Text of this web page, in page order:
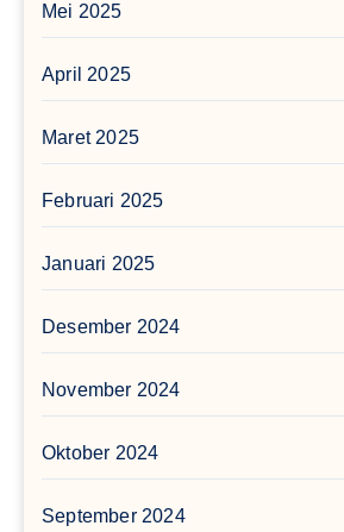
Mei 2025
April 2025
Maret 2025
Februari 2025
Januari 2025
Desember 2024
November 2024
Oktober 2024
September 2024